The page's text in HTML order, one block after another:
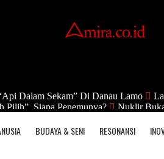
Dalam Sekam” Di Danau Lamo
Pilih”, Siapa Penemunya?
Nuklir
BUDAYA & SENI RESONANSI